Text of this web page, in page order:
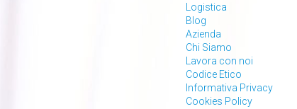
Logistica
Blog
Azienda
Chi Siamo
Lavora con noi
Codice Etico
Informativa Privacy
Cookies Policy